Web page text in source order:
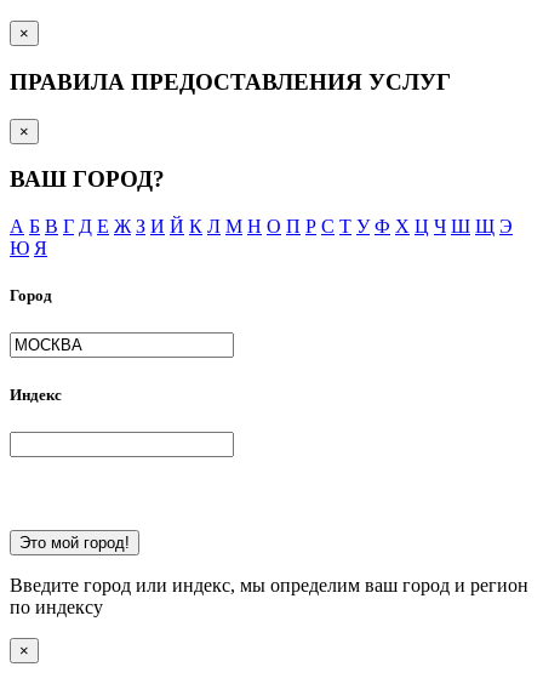
×
ПРАВИЛА ПРЕДОСТАВЛЕНИЯ УСЛУГ
×
ВАШ ГОРОД?
А Б В Г Д Е Ж З И Й К Л М Н О П Р С Т У Ф Х Ц Ч Ш Щ Э
Ю Я
Город
Индекс
Это мой город!
Введите город или индекс, мы определим ваш город и регион
по индексу
×